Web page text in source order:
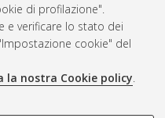
di profilazione".
e verificare lo stato dei
cookie" del
la nostra Cookie policy.